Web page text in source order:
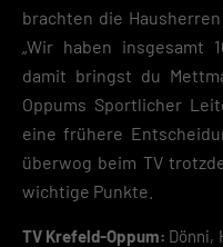
brachten die
„Wir haben insgesamt
damit bringst du
Oppums Sportlicher
eine frühere
überwog beim TV
wichtige Punkte.
TV Krefeld-Oppum: Dönni,